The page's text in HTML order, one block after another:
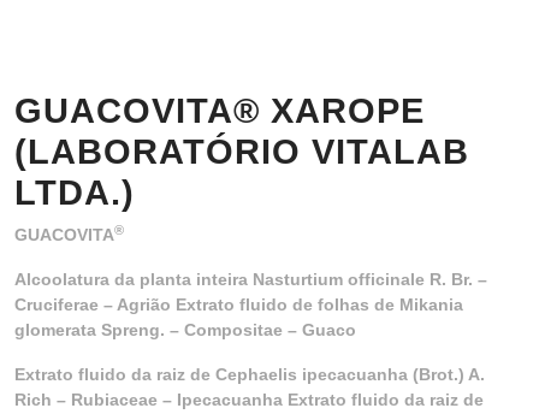
GUACOVITA® XAROPE
(LABORATÓRIO VITALAB
LTDA.)
GUACOVITA®
Alcoolatura da planta inteira Nasturtium officinale R. Br. –
Cruciferae – Agrião Extrato fluido de folhas de Mikania
glomerata Spreng. – Compositae – Guaco
Extrato fluido da raiz de Cephaelis ipecacuanha (Brot.) A.
Rich – Rubiaceae – Ipecacuanha Extrato fluido da raiz de